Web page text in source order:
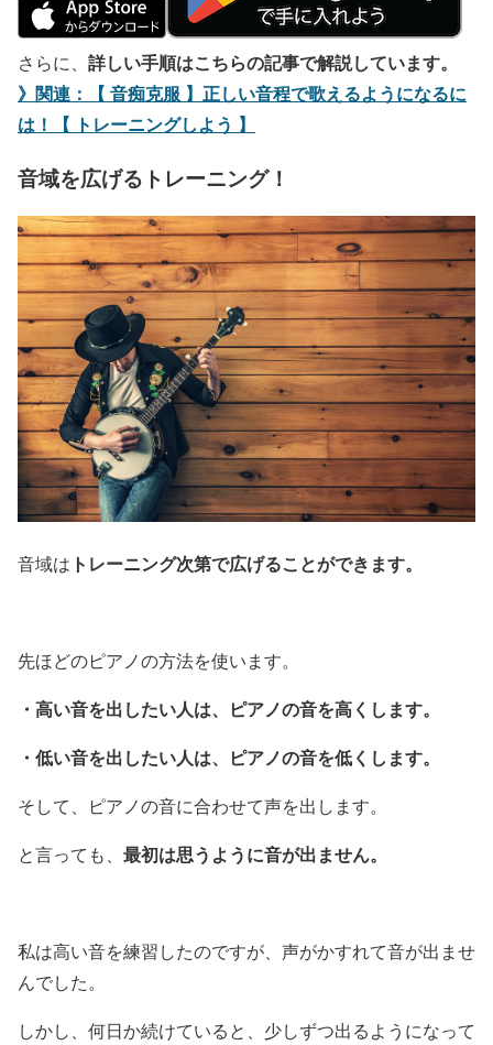
さらに、 詳しい手順はこちらの記事で解説しています。
》関連：【 音痴克服 】正しい音程で歌えるようになるに
は！【 トレーニングしよう 】
音域を広げるトレーニング！
音域は トレーニング次第で広げることができます。
先ほどのピアノの方法を使います。
・高い音を出したい人は、ピアノの音を高くします。
・低い音を出したい人は、ピアノの音を低くします。
そして、ピアノの音に合わせて声を出します。
と言っても、 最初は思うように音が出ません。
私は高い音を練習したのですが、声がかすれて音が出ませ
んでした。
しかし、何日か続けていると、少しずつ出るようになって